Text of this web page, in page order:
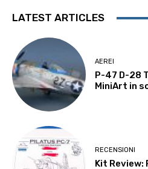
LATEST ARTICLES
AEREI
P-47 D-28
MiniArt in
RECENSIONI
Kit Review: